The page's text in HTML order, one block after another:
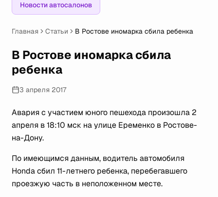
Новости автосалонов
Главная Статьи В Ростове иномарка сбила ребенка
В Ростове иномарка сбила
ребенка
3 апреля 2017
Авария с участием юного пешехода произошла 2
апреля в 18:10 мск на улице Еременко в Ростове-
на-Дону.
По имеющимся данным, водитель автомобиля
Honda сбил 11-летнего ребенка, перебегавшего
проезжую часть в неположенном месте.